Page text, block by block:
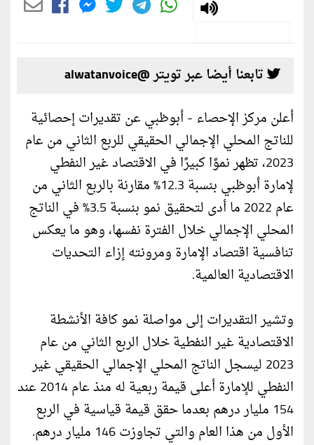
تابعنا أيضا عبر تويتر @alwatanvoice
أعلن مركز الإحصاء - أبوظبي عن تقديرات إحصائية
للناتج المحلي الإجمالي الحقيقي للربع الثاني من عام
2023، تظهر نموًا كبيرًا في الاقتصاد غير النفطي
لإمارة أبوظبي بنسبة 12.3% مقارنة بالربع الثاني من
عام 2022 ما أدى لتحقيق نمو بنسبة 3.5% في الناتج
المحلي الإجمالي خلال الفترة نفسها، وهو ما يعكس
تنافسية اقتصاد الإمارة ومرونته إزاء التحديات
الاقتصادية العالمية.
وتشير التقديرات إلى مواصلة نمو كافة الأنشطة
الاقتصادية غير النفطية خلال الربع الثاني من عام
2023 ليسجل الناتج المحلي الإجمالي الحقيقي غير
النفطي للإمارة أعلى قيمة ربعية له منذ عام 2014 عند
154 مليار درهم بعدما حقق قيمة قياسية في الربع
الأول من هذا العام والتي تجاوزت 146 مليار درهم.